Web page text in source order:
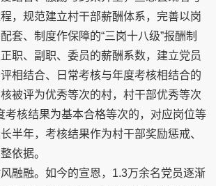
，规范建立村干部薪酬体系，完善以岗
套、制度作保障的“三岗十八级”报酬制
职、副职、委员的薪酬系数，建立党员
相结合、日常考核与年度考核相结合的
被评为优秀等次的村，村干部优秀等次
考核结果为基本合格等次的，对应岗位等
半年，考核结果作为村干部奖励惩戒、
依据。
融融。如今的宣恩，1.3万余名党员逐渐